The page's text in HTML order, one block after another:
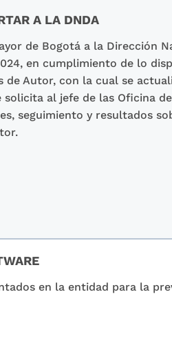
A LA DNDA
de Bogotá a la Dirección
en cumplimiento de lo
de Autor, con la cual se
solicita al jefe de las Oficina
seguimiento y resultados
en la entidad para la